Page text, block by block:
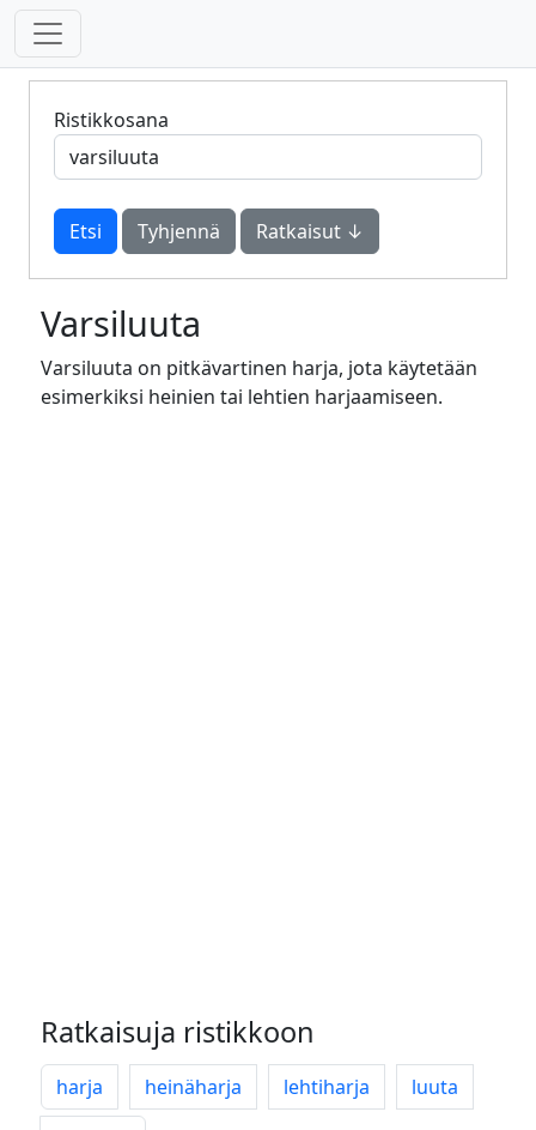
Ristikkosana
Tyhjennä Ratkaisut ↓
Varsiluuta
Varsiluuta on pitkävartinen harja, jota käytetään
esimerkiksi heinien tai lehtien harjaamiseen.
Ratkaisuja ristikkoon
harja heinäharja lehtiharja
luuta